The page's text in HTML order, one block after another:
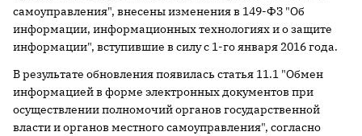
самоуправления", внесены изменения в 149-ФЗ "Об
информации, информационных технологиях и о защите
информации", вступившие в силу с 1-го января 2016 года.
В результате обновления появилась статья 11.1 "Обмен
информацией в форме электронных документов при
осуществлении полномочий органов государственной
власти и органов местного самоуправления", согласно